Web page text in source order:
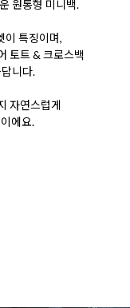
원통형 미니백.
이 특징이며,
토트 & 크로스백
니다.
자연스럽게
에요.